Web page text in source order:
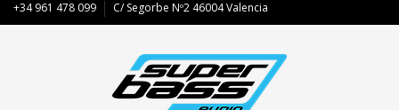
+34 961 478 099 C/ Segorbe Nº2 46004 Valencia